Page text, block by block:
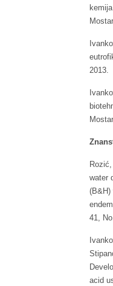
2013.
water
(B&H)
41,
acid